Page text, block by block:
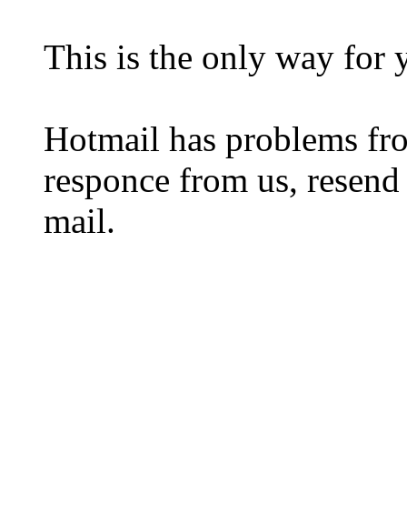
This is the only way for
Hotmail has problems
responce from us,
mail.